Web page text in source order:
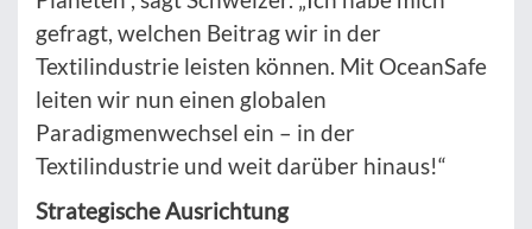
gefragt, welchen Beitrag wir in der
Textilindustrie leisten können. Mit OceanSafe
leiten wir nun einen globalen
Paradigmenwechsel ein – in der
Textilindustrie und weit darüber hinaus!“
Strategische Ausrichtung